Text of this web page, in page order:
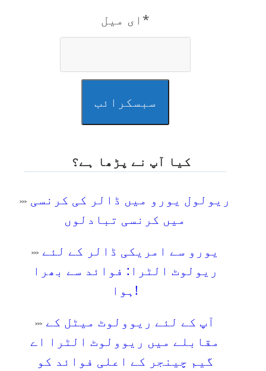
ای میل*
سبسکرائب
کیا آپ نے پڑھا ہے؟
⋙ ریولول یورو میں ڈالر کی کرنسی
میں کرنسی تبادلوں
⋙ یورو سے امریکی ڈالر کے لئے
ریولوٹ الٹرا: فوائد سے بھرا
ہوا!
⋙ آپ کے لئے ریوولوٹ میٹل کے
مقابلے میں ریوولوٹ الٹرا اے
گیم چینجر کے اعلی فوائد کو